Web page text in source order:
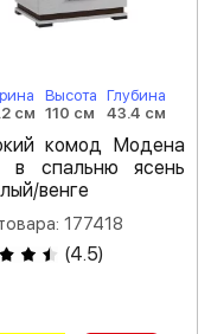
см
Высота
110 см
Глубина
43.4 см
комод Модена
в спальню ясень
венге
177418
(4.5)